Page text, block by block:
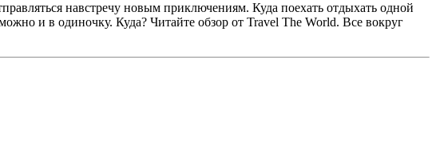
навстречу новым приключениям. Куда поехать отдыхать одной
и в одиночку. Куда? Читайте обзор от Travel The World. Все вокруг